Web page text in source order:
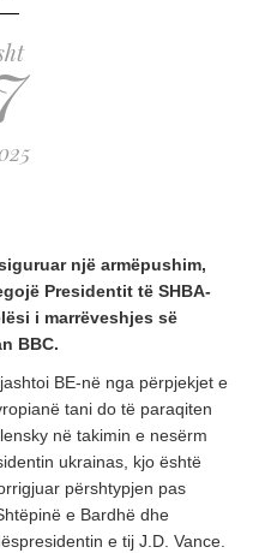
një armëpushim,
Presidentit të SHBA-
i marrëveshjes së
BBC.
BE-në nga përpjekjet e
tani do të paraqiten
në takimin e nesërm
ukrainas, kjo është
përshtypjen pas
e Bardhë dhe
e tij J.D. Vance.